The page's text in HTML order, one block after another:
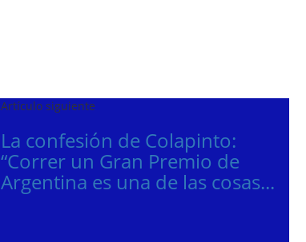
Artículo siguiente
La confesión de Colapinto:
“Correr un Gran Premio de
Argentina es una de las cosas...